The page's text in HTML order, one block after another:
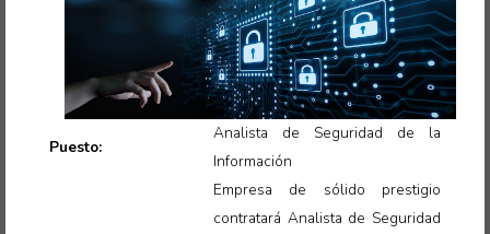
Puesto:
Analista de Seguridad de la
Información
Empresa de sólido prestigio
contratará Analista de Seguridad